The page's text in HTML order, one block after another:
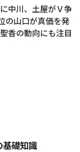
中川、土屋がＶ争
の山口が真価を発
香の動向にも注目
基礎知識